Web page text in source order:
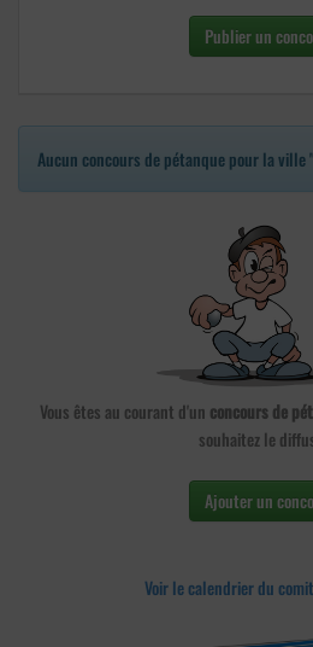
Publier un
Aucun concours de pétanque pour la ville
Vous êtes au courant d'un concours de
souhaitez le
Ajouter un
Voir le calendrier du